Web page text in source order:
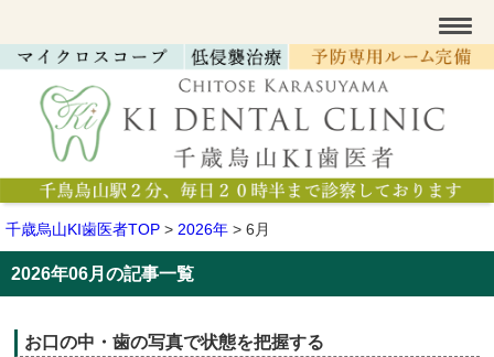
千歳烏山KI歯医者TOP > 2026年 > 6月
2026年06月の記事一覧
お口の中・歯の写真で状態を把握する